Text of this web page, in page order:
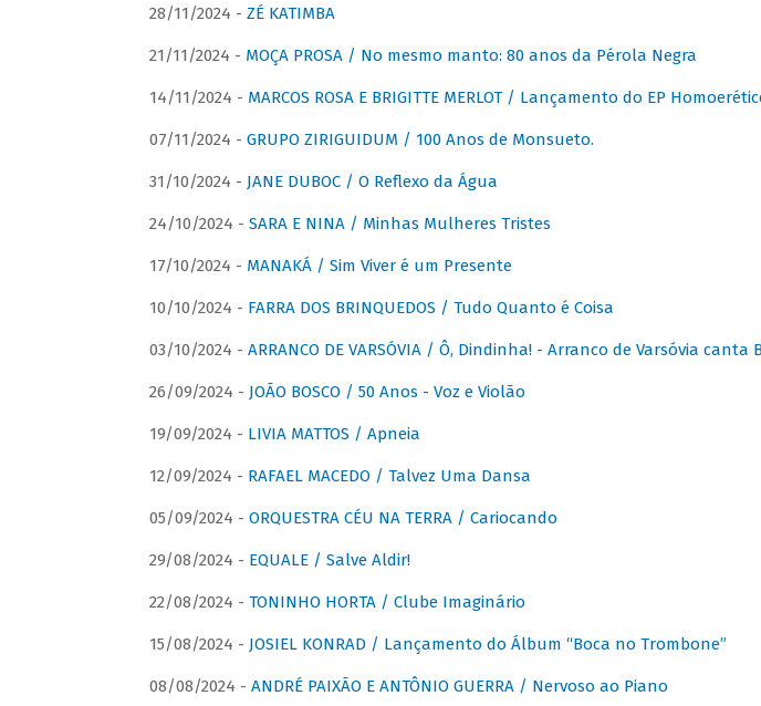
28/11/2024 - ZÉ KATIMBA
21/11/2024 - MOÇA PROSA / No mesmo manto: 80 anos da Pérola Negra
14/11/2024 - MARCOS ROSA E BRIGITTE MERLOT / Lançamento do EP
07/11/2024 - GRUPO ZIRIGUIDUM / 100 Anos de Monsueto.
31/10/2024 - JANE DUBOC / O Reflexo da Água
24/10/2024 - SARA E NINA / Minhas Mulheres Tristes
17/10/2024 - MANAKÁ / Sim Viver é um Presente
10/10/2024 - FARRA DOS BRINQUEDOS / Tudo Quanto é Coisa
03/10/2024 - ARRANCO DE VARSÓVIA / Ô, Dindinha! - Arranco de Varsóvia canta
26/09/2024 - JOÃO BOSCO / 50 Anos - Voz e Violão
19/09/2024 - LIVIA MATTOS / Apneia
12/09/2024 - RAFAEL MACEDO / Talvez Uma Dansa
05/09/2024 - ORQUESTRA CÉU NA TERRA / Cariocando
29/08/2024 - EQUALE / Salve Aldir!
22/08/2024 - TONINHO HORTA / Clube Imaginário
15/08/2024 - JOSIEL KONRAD / Lançamento do Álbum “Boca no Trombone”
08/08/2024 - ANDRÉ PAIXÃO E ANTÔNIO GUERRA / Nervoso ao Piano